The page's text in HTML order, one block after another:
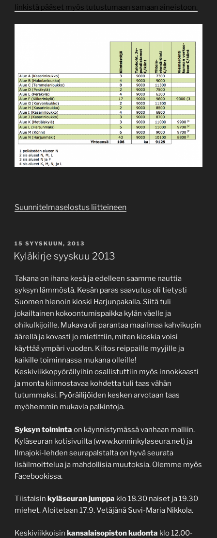
linkistä pääset myös tutustumaan samaan aineistoon.
Suunnitelmaselostus liitteineen
JULKAISTU
15 SYYSKUUN, 2013
Kyläkirje syyskuu 2013
Takana on ihana kesä ja edelleen saamme nauttia
syksyn lämmöstä. Kesän paras saavutus oli tietysti
Suomen hienoin kioski Harjunpakalla. Siitä tuli
jokailtainen kokoontumispaikka kylän väelle ja
ohikulkijoille. Mukava oli parantaa maailmaa kahvikupin
äärellä ja kovasti jo mietittiin, miten kioskia voisi
käyttää ympäri vuoden. Kiitos reippaille myyjille ja
kaikille toiminnassa mukana olleille!
Keskiviikkopyöräilyihin osallistuttiin myös innokkaasti
ja monta kiinnostavaa kohdetta tuli taas vähän
tutummaksi. Pyöräilijöiden kesken arvotaan taas
myöhemmin mukavia palkintoja.
Syksyntoiminta on käynnistymässä vanhaan malliin.
Kyläseuran kotisivuilta (www.konninkylaseura.net) ja
Ilmajoki-lehden seurapalstalta on hyvä seurata
lisäilmoittelua ja mahdollisia muutoksia. Olemme myös
Facebookissa.
Tiistaisin kyläseuranjumppa klo 18.30 naiset ja 19.30
miehet. Aloitetaan 17.9. Vetäjänä Suvi-Maria Nikkola.
Keskiviikkoisin kansalaisopistonkudonta klo 12.00-